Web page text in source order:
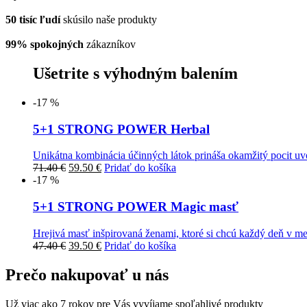
50 tisíc ľudí skúsilo naše produkty
99% spokojných zákazníkov
Ušetrite s výhodným balením
-17 %
5+1 STRONG POWER Herbal
Unikátna kombinácia účinných látok prináša okamžitý pocit
71.40€ Pôvodná
71.40 €.
59.50 €Aktuálna
59.50 €.
Pridať do košíka
-17 %
5+1 STRONG POWER Magic masť
Hrejivá masť inšpirovaná ženami, ktoré si chcú každý deň v
47.40€ Pôvodná
bola:
47.40 €.
39.50 €Aktuálna
39.50 €.
Pridať do košíka
Prečo nakupovať u nás
Už viac ako 7 rokov pre Vás vyvíjame spoľahlivé produkty